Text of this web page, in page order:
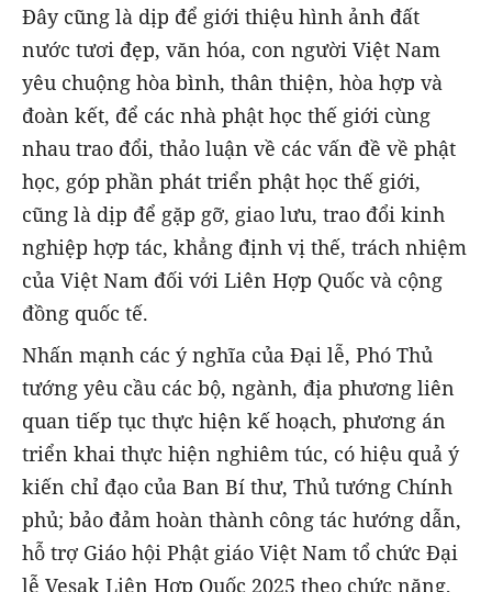
Đây cũng là dịp để giới thiệu hình ảnh đất
nước tươi đẹp, văn hóa, con người Việt Nam
yêu chuộng hòa bình, thân thiện, hòa hợp và
đoàn kết, để các nhà phật học thế giới cùng
nhau trao đổi, thảo luận về các vấn đề về phật
học, góp phần phát triển phật học thế giới,
cũng là dịp để gặp gỡ, giao lưu, trao đổi kinh
nghiệp hợp tác, khẳng định vị thế, trách nhiệm
của Việt Nam đối với Liên Hợp Quốc và cộng
đồng quốc tế.
Nhấn mạnh các ý nghĩa của Đại lễ, Phó Thủ
tướng yêu cầu các bộ, ngành, địa phương liên
quan tiếp tục thực hiện kế hoạch, phương án
triển khai thực hiện nghiêm túc, có hiệu quả ý
kiến chỉ đạo của Ban Bí thư, Thủ tướng Chính
phủ; bảo đảm hoàn thành công tác hướng dẫn,
hỗ trợ Giáo hội Phật giáo Việt Nam tổ chức Đại
lễ Vesak Liên Hợp Quốc 2025 theo chức năng,